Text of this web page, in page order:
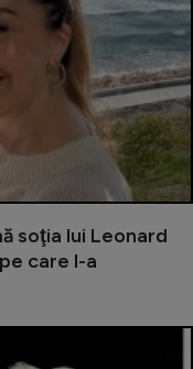
soţia lui Leonard
care l-a